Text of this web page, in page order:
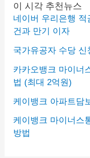
이 시각 추천뉴스
네이버 우리은행
건과 만기 이자
국가유공자 수당
카카오뱅크 마이너
법 (최대 2억원)
케이뱅크 아파트담
케이뱅크 마이너스
방법